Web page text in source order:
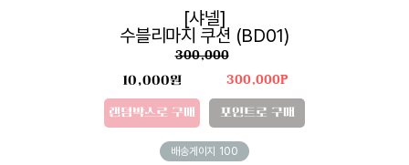
[샤넬]
수블리마지 쿠션 (BD01)
300,000
10,000원
랜덤박스로 구매
300,000P
포인트로 구매
배송게이지 100